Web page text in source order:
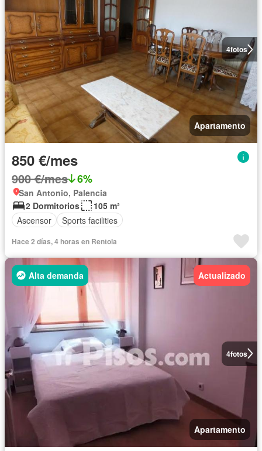
4fotos
Apartamento
850 €/mes
900 €/mes 6%
San Antonio, Palencia
2 Dormitorios
105 m²
Ascensor
Sports facilities
Hace 2 días, 4 horas en Rentola
4fotos
Alta demanda Actualizado
Apartamento